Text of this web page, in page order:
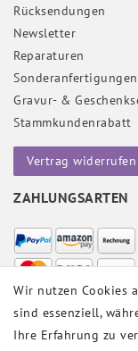
Rücksendungen
Newsletter
Reparaturen
Sonderanfertigungen
Gravur- &
Stammkundenrabatt
Vertrag widerrufen
ZAHLUNGSARTEN
VERSANDPARTNER
Wir nutzen Cookies
sind essenziell,
Ihre Erfahrung zu